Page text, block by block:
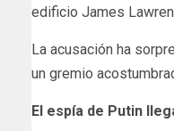
edificio James
La acusación ha
un gremio
El espía de Putin